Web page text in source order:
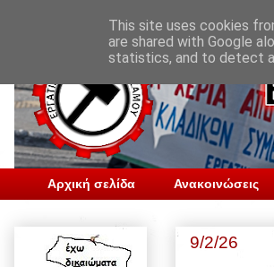
Αρχική σελίδα Ανακοινώσεις
9/2/26
This site uses cookies
are shared with Google
statistics, and to detect